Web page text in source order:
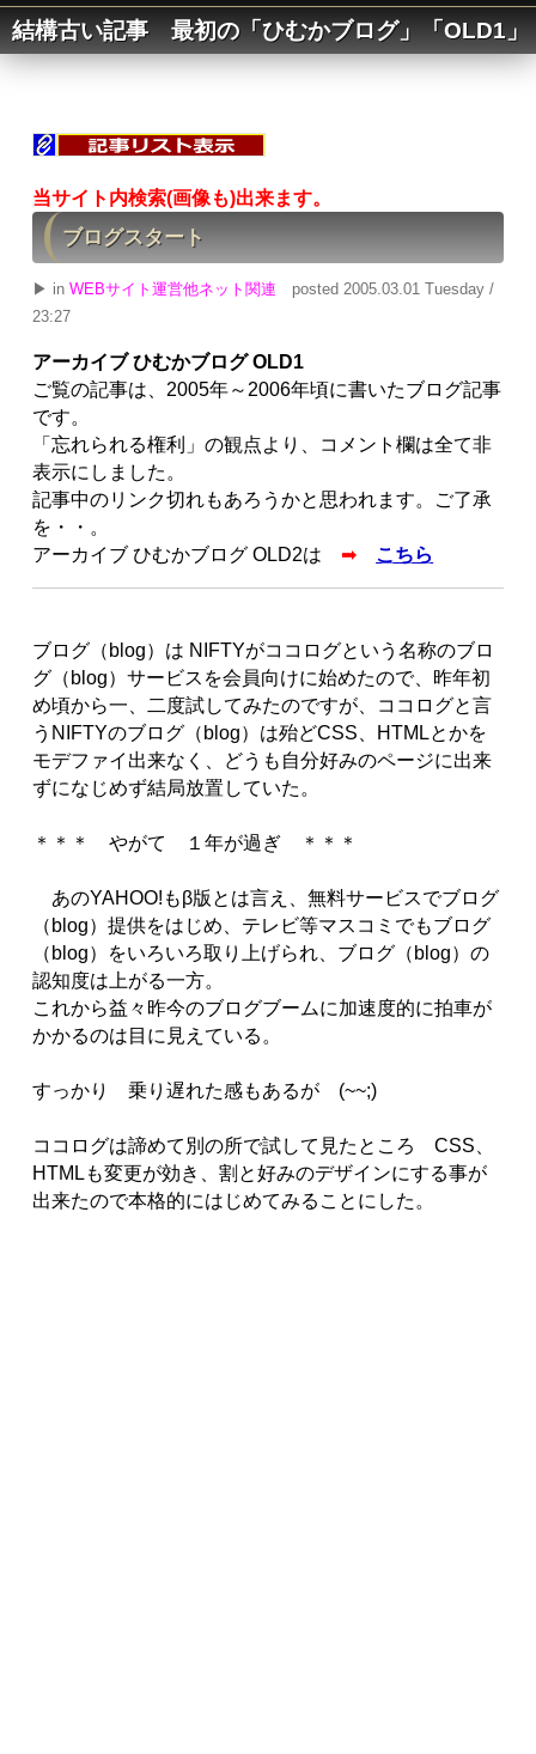
結構古い記事 最初の「ひむかブログ」「OLD1」
当サイト内検索(画像も)出来ます。
ブログスタート
▶ inWEBサイト運営他ネット関連 posted 2005.03.01 Tuesday /
23:27
アーカイブ ひむかブログ OLD1
ご覧の記事は、2005年～2006年頃に書いたブログ記事
です。
「忘れられる権利」の観点より、コメント欄は全て非
表示にしました。
記事中のリンク切れもあろうかと思われます。ご了承
を・・。
アーカイブ ひむかブログ OLD2は ➡ こちら
ブログ（blog）は NIFTYがココログという名称のブロ
グ（blog）サービスを会員向けに始めたので、昨年初
め頃から一、二度試してみたのですが、ココログと言
うNIFTYのブログ（blog）は殆どCSS、HTMLとかを
モデファイ出来なく、どうも自分好みのページに出来
ずになじめず結局放置していた。
＊＊＊ やがて １年が過ぎ ＊＊＊
あのYAHOO!もβ版とは言え、無料サービスでブログ
（blog）提供をはじめ、テレビ等マスコミでもブログ
（blog）をいろいろ取り上げられ、ブログ（blog）の
認知度は上がる一方。
これから益々昨今のブログブームに加速度的に拍車が
かかるのは目に見えている。
すっかり 乗り遅れた感もあるが (~~;)
ココログは諦めて別の所で試して見たところ CSS、
HTMLも変更が効き、割と好みのデザインにする事が
出来たので本格的にはじめてみることにした。